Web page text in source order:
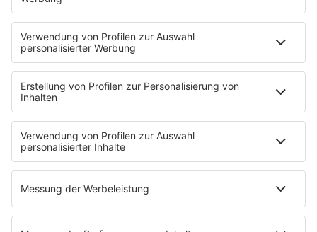
Mit den Waffeln einer Frau
Frühstück bei Barbara
Brave & One
NotAufnahme
"Bewerbung und Karriere"
Aber bitte mit Schlager
Erdbeerkäse
Fitness mit M.A.R.K
Glück in Worten
Todesursache
Niemand muss ein Promi sein
PROGRAMM